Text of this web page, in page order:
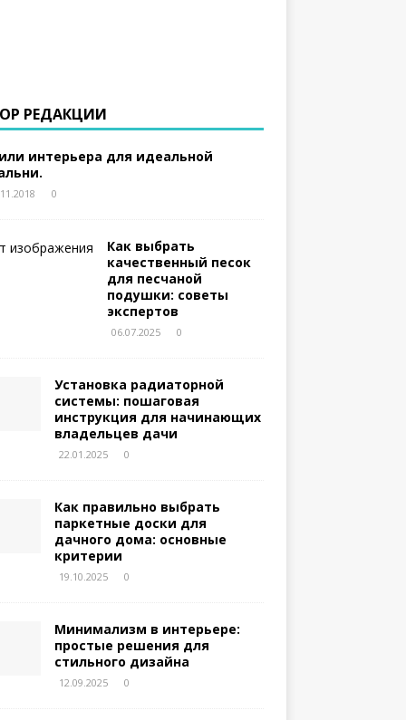
РЕДАКЦИИ
интерьера для идеальной
0
Как выбрать
качественный песок
для песчаной
подушки: советы
экспертов
06.07.2025 0
Установка радиаторной
системы: пошаговая
инструкция для начинающих
владельцев дачи
22.01.2025 0
Как правильно выбрать
паркетные доски для
дачного дома: основные
критерии
19.10.2025 0
Минимализм в интерьере:
простые решения для
стильного дизайна
12.09.2025 0